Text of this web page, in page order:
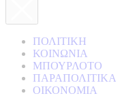
ΠΟΛΙΤΙΚΗ
ΚΟΙΝΩΝΙΑ
ΜΠΟΥΡΛΟΤΟ
ΠΑΡΑΠΟΛΙΤΙΚΑ
ΟΙΚΟΝΟΜΙΑ